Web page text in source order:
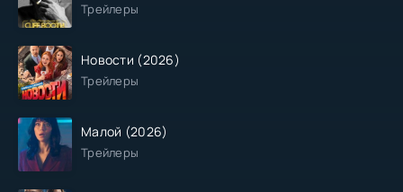
Трейлеры
Новости (2026)
Трейлеры
Малой (2026)
Трейлеры